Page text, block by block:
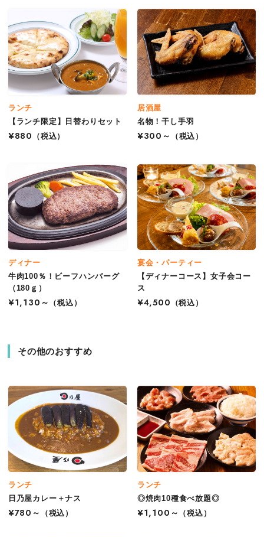
ランチ
【ランチ限定】日替わりセット
¥880
（税込）
居酒屋
名物！干し手羽
¥300～
（税込）
ディナー
牛肉100％！ビーフハンバーグ
（180ｇ）
¥1,130～
（税込）
宴会・パーティー
【ディナーコース】女子会コー
ス
¥4,500
（税込）
その他のおすすめ
ランチ
日乃屋カレー＋ナス
¥780～
（税込）
ランチ
◎焼肉10種食べ放題◎
¥1,100～
（税込）